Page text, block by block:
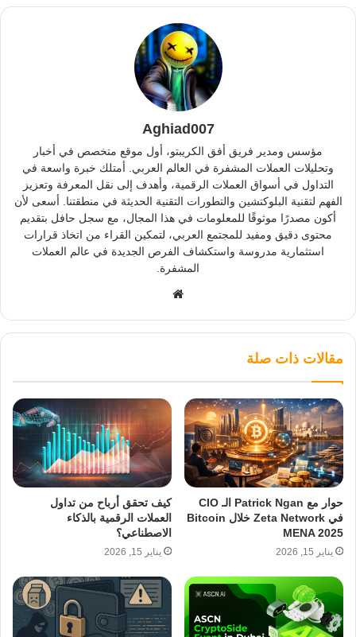
Aghiad007
مؤسس ومدير فريق أفق الكريبتو، أول موقع متخصص في أخبار
وتحليلات العملات المشفرة في العالم العربي. أمتلك خبرة واسعة في
التداول في أسواق العملات الرقمية، وأهدف إلى نقل المعرفة وتعزيز
الفهم لتقنية البلوكتشين والتطورات التقنية الحديثة في منطقتنا. أسعى لأن
أكون مصدرًا موثوقًا للمعلومات في هذا المجال، مع سجل حافل بتقديم
محتوى دقيق ومفيد للمجتمع العربي، لتمكين القراء من اتخاذ قرارات
استثمارية مدروسة واستكشاف الفرص الجديدة في عالم العملات
المشفرة.
مقالات ذات صلة
حوار مع Patrick Ngan الـ CIO
في Zeta Network خلال Bitcoin
MENA 2025
يناير 15, 2026
كيف تحقق أرباح من تداول
العملات الرقمية بالذكاء
الاصطناعي؟
يناير 15, 2026